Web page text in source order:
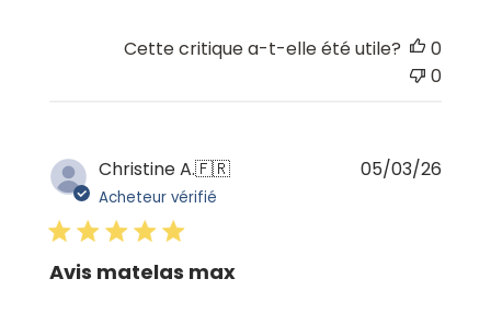
Cette critique a-t-elle été utile?
0
0
Christine A.🇫🇷
Acheteur vérifié
Avis matelas max
05/03/26